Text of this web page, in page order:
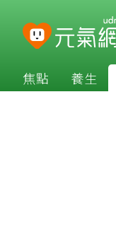
焦點 養生